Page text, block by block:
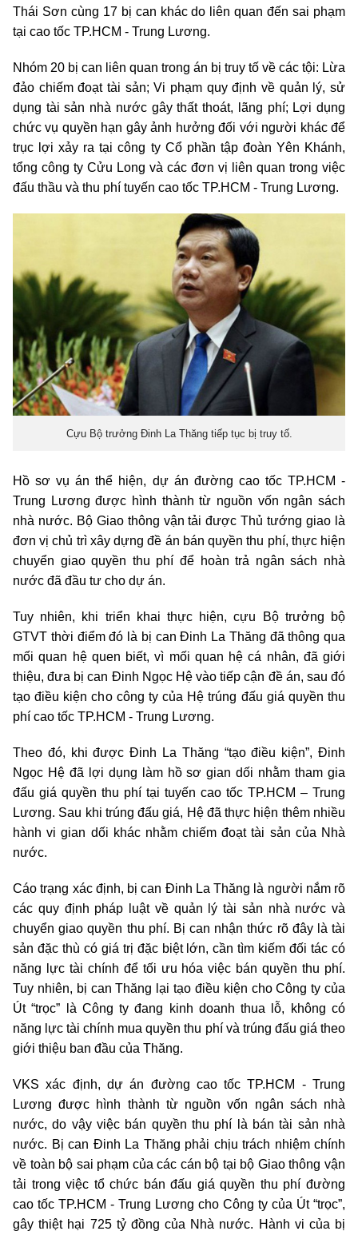
Thái Sơn cùng 17 bị can khác do liên quan đến sai phạm
tại cao tốc TP.HCM - Trung Lương.
Nhóm 20 bị can liên quan trong án bị truy tố về các tội: Lừa
đảo chiếm đoạt tài sản; Vi phạm quy định về quản lý, sử
dụng tài sản nhà nước gây thất thoát, lãng phí; Lợi dụng
chức vụ quyền hạn gây ảnh hưởng đối với người khác để
trục lợi xảy ra tại công ty Cổ phần tập đoàn Yên Khánh,
tổng công ty Cửu Long và các đơn vị liên quan trong việc
đấu thầu và thu phí tuyến cao tốc TP.HCM - Trung Lương.
Cựu Bộ trưởng Đinh La Thăng tiếp tục bị truy tố.
Hồ sơ vụ án thể hiện, dự án đường cao tốc TP.HCM -
Trung Lương được hình thành từ nguồn vốn ngân sách
nhà nước. Bộ Giao thông vận tải được Thủ tướng giao là
đơn vị chủ trì xây dựng đề án bán quyền thu phí, thực hiện
chuyển giao quyền thu phí để hoàn trả ngân sách nhà
nước đã đầu tư cho dự án.
Tuy nhiên, khi triển khai thực hiện, cựu Bộ trưởng bộ
GTVT thời điểm đó là bị can Đinh La Thăng đã thông qua
mối quan hệ quen biết, vì mối quan hệ cá nhân, đã giới
thiệu, đưa bị can Đinh Ngọc Hệ vào tiếp cận đề án, sau đó
tạo điều kiện cho công ty của Hệ trúng đấu giá quyền thu
phí cao tốc TP.HCM - Trung Lương.
Theo đó, khi được Đinh La Thăng “tạo điều kiện”, Đinh
Ngọc Hệ đã lợi dụng làm hồ sơ gian dối nhằm tham gia
đấu giá quyền thu phí tại tuyến cao tốc TP.HCM – Trung
Lương. Sau khi trúng đấu giá, Hệ đã thực hiện thêm nhiều
hành vi gian dối khác nhằm chiếm đoạt tài sản của Nhà
nước.
Cáo trạng xác định, bị can Đinh La Thăng là người nắm rõ
các quy định pháp luật về quản lý tài sản nhà nước và
chuyển giao quyền thu phí. Bị can nhận thức rõ đây là tài
sản đặc thù có giá trị đặc biệt lớn, cần tìm kiếm đối tác có
năng lực tài chính để tối ưu hóa việc bán quyền thu phí.
Tuy nhiên, bị can Thăng lại tạo điều kiện cho Công ty của
Út “trọc” là Công ty đang kinh doanh thua lỗ, không có
năng lực tài chính mua quyền thu phí và trúng đấu giá theo
giới thiệu ban đầu của Thăng.
VKS xác định, dự án đường cao tốc TP.HCM - Trung
Lương được hình thành từ nguồn vốn ngân sách nhà
nước, do vậy việc bán quyền thu phí là bán tài sản nhà
nước. Bị can Đinh La Thăng phải chịu trách nhiệm chính
về toàn bộ sai phạm của các cán bộ tại bộ Giao thông vận
tải trong việc tổ chức bán đấu giá quyền thu phí đường
cao tốc TP.HCM - Trung Lương cho Công ty của Út “trọc”,
gây thiệt hại 725 tỷ đồng của Nhà nước. Hành vi của bị